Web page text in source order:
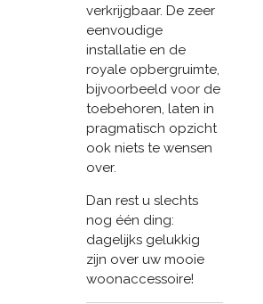
verkrijgbaar. De zeer
eenvoudige
installatie en de
royale opbergruimte,
bijvoorbeeld voor de
toebehoren, laten in
pragmatisch opzicht
ook niets te wensen
over.
Dan rest u slechts
nog één ding:
dagelijks gelukkig
zijn over uw mooie
woonaccessoire!